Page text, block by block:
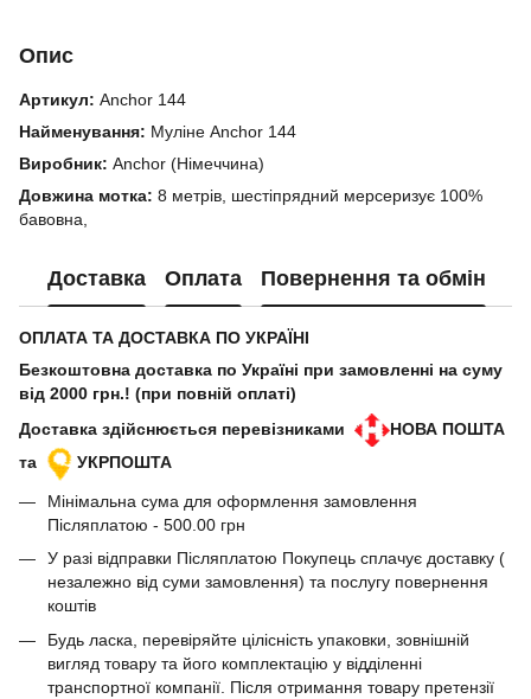
Опис
Артикул: Anchor 144
Найменування: Муліне Anchor 144
Виробник: Anchor (Німеччина)
Довжина мотка: 8 метрів, шестіпрядний мерсеризує 100%
бавовна,
Доставка Оплата Повернення та обмін
ОПЛАТА ТА ДОСТАВКА ПО УКРАЇНІ
Безкоштовна доставка по Україні при замовленні на суму
від 2000 грн.! (при повній оплаті)
Доставка здійснюється перевізниками
НОВА ПОШТА
та
УКРПОШТА
Мінімальна сума для оформлення замовлення
Післяплатою - 500.00 грн
У разі відправки Післяплатою Покупець сплачує доставку (
незалежно від суми замовлення) та послугу повернення
коштів
Будь ласка, перевіряйте цілісність упаковки, зовнішній
вигляд товару та його комплектацію у відділенні
транспортної компанії. Після отримання товару претензії